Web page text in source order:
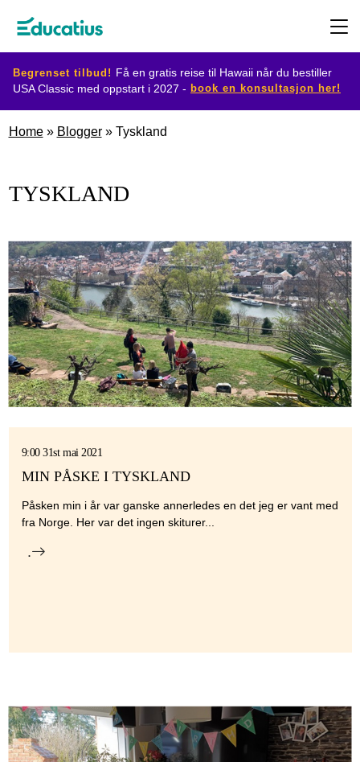
Begrenset tilbud! Få en gratis reise til Hawaii når du bestiller
USA Classic med oppstart i 2027 - book en konsultasjon her!
din
utveksling
Bli
vertsfamilie
Home» Blogger» Tyskland
TYSKLAND
9:00 31st mai 2021
MIN PÅSKE I TYSKLAND
Påsken min i år var ganske annerledes en det jeg er vant med
fra Norge. Her var det ingen skiturer...